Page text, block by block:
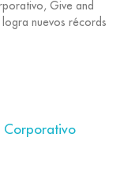
Give and
nuevos récords